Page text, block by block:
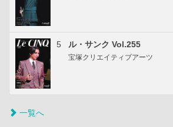
5 ル・サンク Vol.255
宝塚クリエイティブアーツ
一覧へ